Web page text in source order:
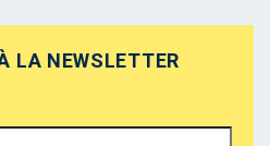
LA NEWSLETTER